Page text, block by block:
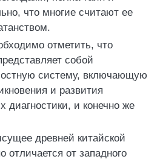
что многие считают ее
отметить, что
собой
систему, включающую
и развития
диагностики, и конечно же
древней китайской
отличается от западного